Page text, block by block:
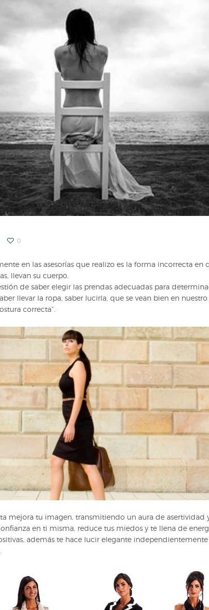
0
en las asesorías que realizo es la forma incorrecta en
llevan su cuerpo.
de saber elegir las prendas adecuadas para
llevar la ropa, saber lucirla, que se vean bien en
correcta”.
mejora tu imagen, transmitiendo un aura de asertividad
en ti misma, reduce tus miedos y te llena de
además te hace lucir elegante